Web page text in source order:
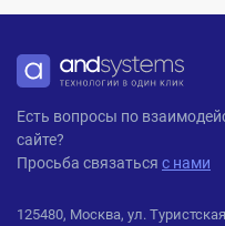
ANDPRO
Есть вопросы по
сайте?
Просьба связаться с нами
125480, Москва, ул.